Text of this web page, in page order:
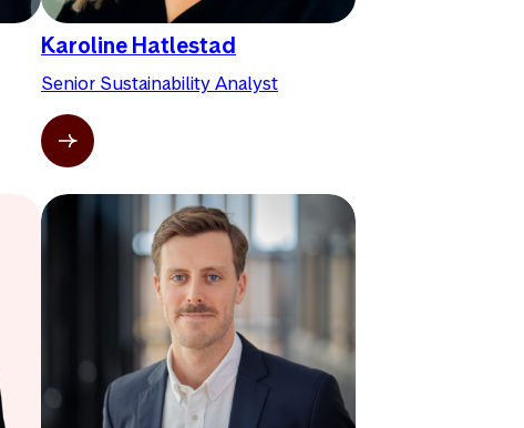
Karoline Hatlestad
Senior Sustainability Analyst